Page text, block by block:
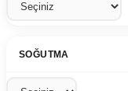
SOĞUTMA